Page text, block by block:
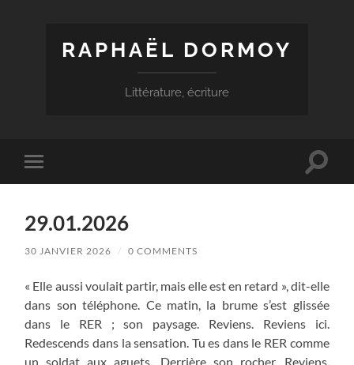
RAPHAËL DORMOY
Littérature, écriture
Toggle
mobile
Toggle
29.01.2026
30 JANVIER 2026 / 0 COMMENTS
« Elle aussi voulait partir, mais elle est en retard », dit-elle
dans son téléphone. Ce matin, la brume s’est glissée
dans le RER ; son paysage. Reviens. Reviens ici.
Redescends dans la sensation. Tu es dans le RER comme
un soldat aux aguets. Derrière son rocher. Reviens.